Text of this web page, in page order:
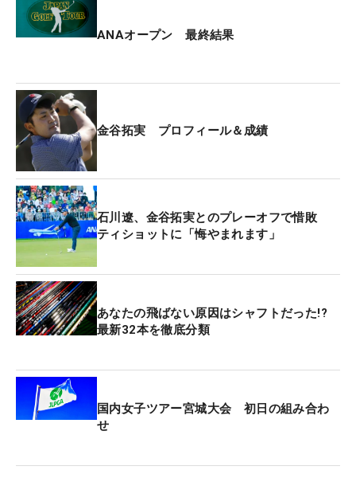
国高等学校ゴルフ選手権団体の部」、いわゆる“緑の
甲子園”で初の日本一獲得に貢献。大学ゴルフ部で腕
進藤キャディと二人三脚で憧れの舞台に挑んだが、
ツアーの壁は想像以上に高かった。「この大会に向
けて仕上げてきましたし、練習ラウンドでもすごく
調子が良かった。正直、ちょっとなめていました。
予選通過は大丈夫だろう、と」。
スタートの1番や18番ホールにはギャラリースタン
ドが設置され、周囲にはテレビで見るトッププロが
たくさんいる。普段の競技とは雰囲気が異なる中で
「思ったより緊張はしなかったのですが、うまく体
が動かなかったですし、いつも通りに攻められなか
ィ・2ボギーで折り返したが、残りの27ホールで7オ
ーバーという結果になった。
ANAオープン 最終結果
金谷拓実 プロフィール＆成績
石川遼、金谷拓実とのプレーオフで惜敗
ティショットに「悔やまれます」
あなたの飛ばない原因はシャフトだった!?
最新32本を徹底分類
国内女子ツアー宮城大会 初日の組み合わ
せ